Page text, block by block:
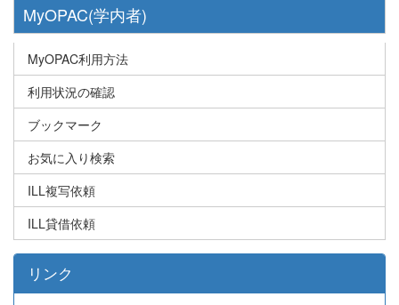
MyOPAC(学内者)
MyOPAC利用方法
利用状況の確認
ブックマーク
お気に入り検索
ILL複写依頼
ILL貸借依頼
リンク